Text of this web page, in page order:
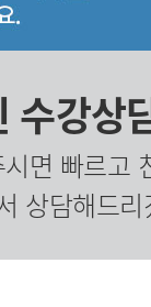
수강상
면 빠르고
상담해드